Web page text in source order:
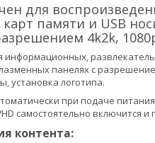
для
памяти и USB
4k2k,
панелях c
установка логотипа.
при подаче
самостоятельно включится
контента: